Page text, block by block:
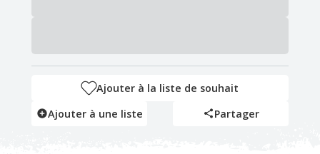
Ajouter à la liste de souhait
Ajouter à une liste
Partager